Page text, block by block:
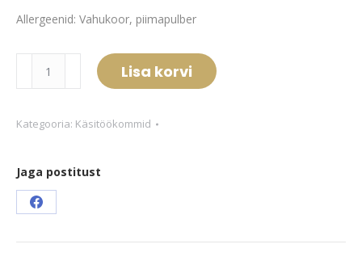
Allergeenid: Vahukoor, piimapulber
Lisa korvi
Kategooria: Käsitöökommid
Jaga postitust
Share
on